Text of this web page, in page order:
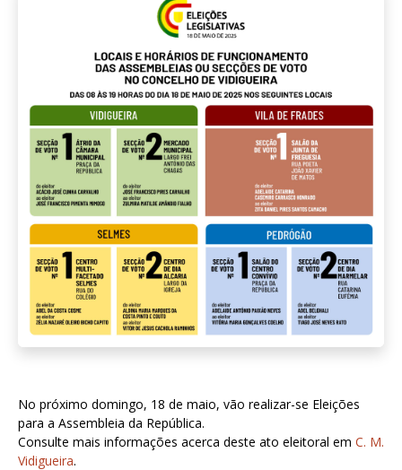
No próximo domingo, 18 de maio, vão realizar-se Eleições
para a Assembleia da República.
Consulte mais informações acerca deste ato eleitoral em C. M.
Vidigueira.